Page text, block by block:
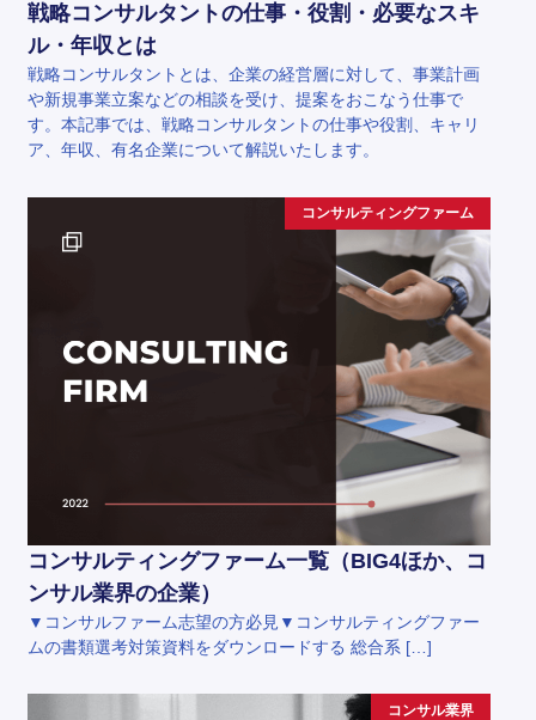
戦略コンサルタントの仕事・役割・必要なスキ
ル・年収とは
戦略コンサルタントとは、企業の経営層に対して、事業計画
や新規事業立案などの相談を受け、提案をおこなう仕事で
す。本記事では、戦略コンサルタントの仕事や役割、キャリ
ア、年収、有名企業について解説いたします。
コンサルティングファーム
コンサルティングファーム一覧（BIG4ほか、コ
ンサル業界の企業）
▼コンサルファーム志望の方必見▼コンサルティングファー
ムの書類選考対策資料をダウンロードする 総合系 […]
コンサル業界